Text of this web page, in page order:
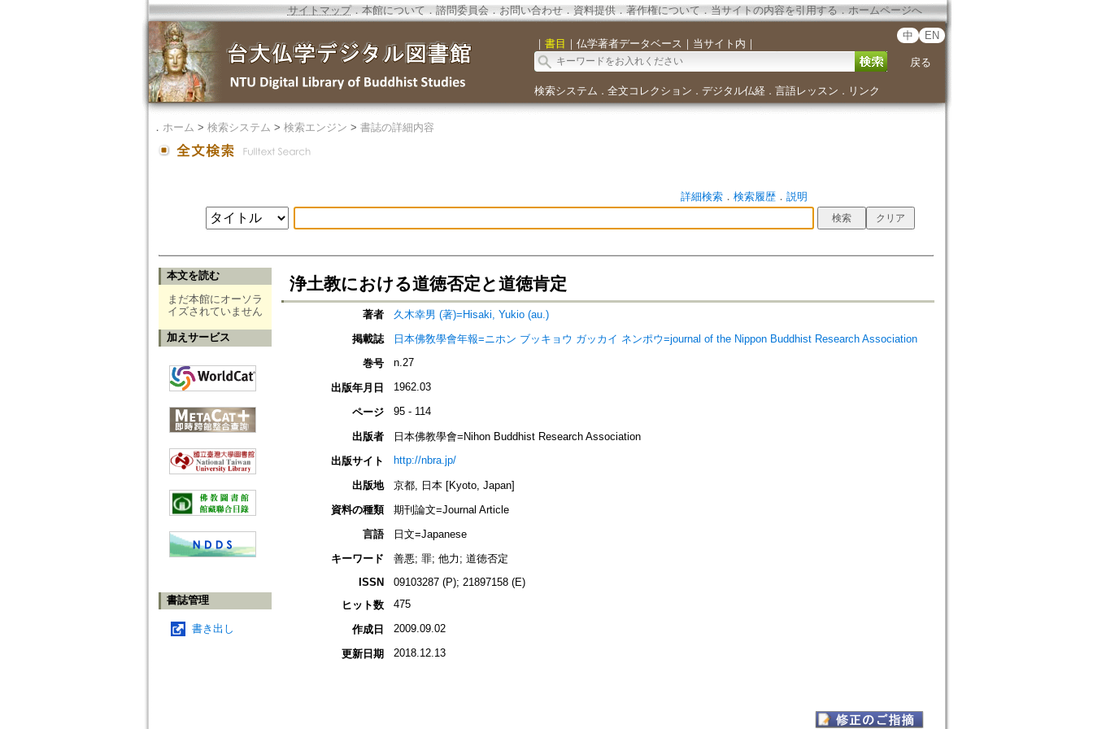
サイトマップ．本館について ． 諮問委員会． お問い合わせ． 資料提供． 著作権について．当サイトの内容を引用する ． ホームページへ
｜ 書目 ｜ 仏学著者データベース ｜ 当サイト内 ｜
中 EN
戻る
検索システム ． 全文コレクション ． デジタル仏経． 言語レッスン ． リンク
． ホーム > 検索システム > 検索エンジン > 書誌の詳細内容
詳細検索． 検索履歴． 説明
本文を読む
まだ本館にオーソラ
イズされていません
加えサービス
書誌管理
書き出し
浄土教における道徳否定と道徳肯定
著者
久木幸男 (著)=Hisaki, Yukio (au.)
掲載誌
日本佛敎學會年報=ニホン ブッキョウ ガッカイ ネンポウ=journal of the Nippon Buddhist Research Association
巻号
n.27
出版年月日 1962.03
ページ 95 - 114
出版者
日本佛教學會=Nihon Buddhist Research Association
出版サイト
http://nbra.jp/
出版地
京都, 日本 [Kyoto, Japan]
資料の種類
期刊論文=Journal Article
言語
日文=Japanese
キーワード
善悪; 罪; 他力; 道徳否定
ISSN
09103287 (P); 21897158 (E)
ヒット数
475
作成日 2009.09.02
更新日期 2018.12.13